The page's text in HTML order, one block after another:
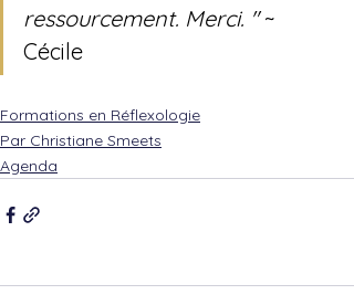
ressourcement. Merci. " ~
Cécile
Formations en Réflexologie
Par Christiane Smeets
Agenda